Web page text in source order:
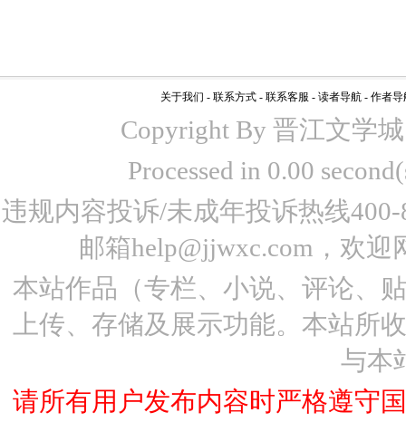
关于我们 - 联系方式 - 联系客服 - 读者导航 - 作者导
Copyright By 晋江文学
Processed in 0.00
违规内容投诉/未成年投诉热线
邮箱help@jjwxc.com，欢
本站作品（专栏、小说、评论、
上传、存储及展示功能。本站所
与本
请所有用户发布内容时严格遵守